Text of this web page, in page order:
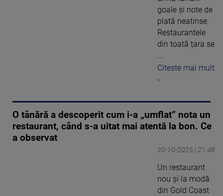
goale și note de
plată neatinse.
Restaurantele
din toată țara se
...
Citeste mai mult
›
O tânără a descoperit cum i-a „umflat” nota un
restaurant, când s-a uitat mai atentă la bon. Ce
a observat
30-10-2025 | 21:48
Un restaurant
nou și la modă
din Gold Coast